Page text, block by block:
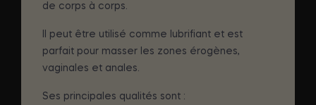
de corps à corps.
Il peut être utilisé comme lubrifiant et est
parfait pour masser les zones érogènes,
vaginales et anales.
Ses principales qualités sont :